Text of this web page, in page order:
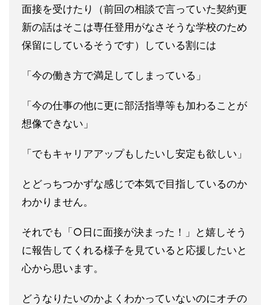
面接を受けたり（前回の相談で言っていた契約更
新の話はそこは専任登用がなさそうな学校のため
保留にしているそうです）している割には
「今の働き方で満足してしま っている」
「今の仕事の他に更に部活指導等も加わることが
想像できない」
「でもキャリアアップもしたいし安定も欲しい」
とどっちつかずな感じで本気で目指しているのか
わかりません。
それでも「○日に面接が決まった！」と嬉しそう
に報告してくれる様子を見ていると応援したいと
心から思います。
どうなりたいのかよくわかっていないのにオチの